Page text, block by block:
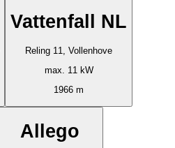
Vattenfall NL
Reling 11, Vollenhove
max. 11 kW
1966 m
Allego